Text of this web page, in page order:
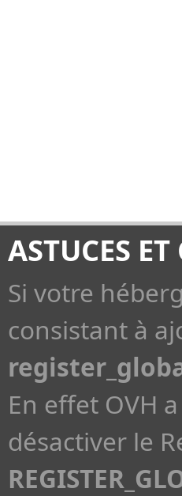
ASTUCES
Si votre
consistant à
En effet OVH
désactiver le